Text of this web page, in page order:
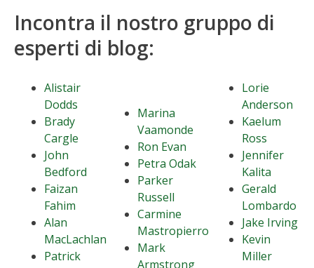
Incontra il nostro gruppo di
esperti di blog:
Alistair
Dodds
Brady
Cargle
John
Bedford
Faizan
Fahim
Alan
MacLachlan
Patrick
Marina
Vaamonde
Ron Evan
Petra Odak
Parker
Russell
Carmine
Mastropierro
Mark
Armstrong
Lorie
Anderson
Kaelum
Ross
Jennifer
Kalita
Gerald
Lombardo
Jake Irving
Kevin
Miller